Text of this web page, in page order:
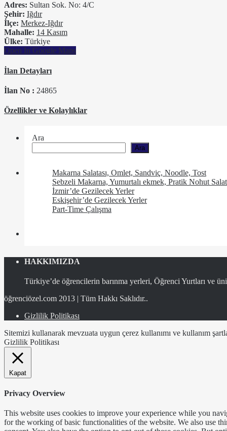
Adres: Sultan Sok. No: 4/C
Şehir: Iğdır
İlçe: Merkez-Iğdır
Mahalle: 14 Kasım
Ülke: Türkiye
Open In Google Maps
İlan Detayları
İlan No : 24865
Özellikler ve Kolaylıklar
Ara
Ara
Makarna Salatası, Omlet, Sandviç, Noodle, Tost
Sebzeli Makarna, Yumurtalı ekmek, Pratik Nohut
İzmir’de Gezilecek Yerler
Eskişehir’de Gezilecek Yerler
Part-Time Çalışma
HAKKIMIZDA
Türkiye’de öğrencilerin barınma yerleri, Öğrenci Yurtları ve
öğrenciözel.com 2013 | Tüm Hakkı Saklıdır..
Gizlilik Politikası
Sitemizi kullanarak mevzuata uygun çerez kullanımı ve kullanım
Gizlilik Politikası
Kapat
Privacy Overview
This website uses cookies to improve your experience while you
for the working of basic functionalities of the website. We also use